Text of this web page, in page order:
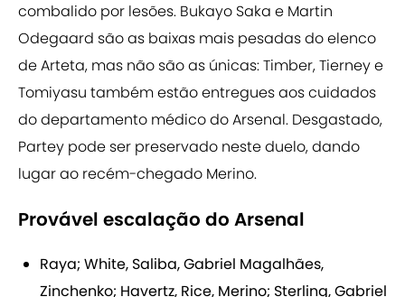
combalido por lesões. Bukayo Saka e Martin
Odegaard são as baixas mais pesadas do elenco
de Arteta, mas não são as únicas: Timber, Tierney e
Tomiyasu também estão entregues aos cuidados
do departamento médico do Arsenal. Desgastado,
Partey pode ser preservado neste duelo, dando
lugar ao recém-chegado Merino.
Provável escalação do Arsenal
Raya; White, Saliba, Gabriel Magalhães,
Zinchenko; Havertz, Rice, Merino; Sterling, Gabriel